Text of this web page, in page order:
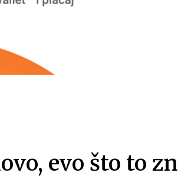
evo što to